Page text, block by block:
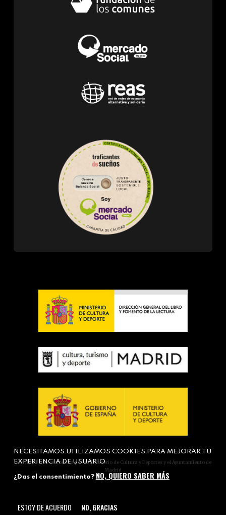
Actividad subvencionada por el Ministerio de Cultura y Deportes y el Ayuntamiento de
Madrid
NECESITAMOS UTILIZAMOS COOKIES PARA MEJORAR TU
EXPERIENCIA DE USUARIO
¿Das el consentimiento? NO, QUIERO SABER MÁS
ESTOY DE ACUERDO NO, GRACIAS